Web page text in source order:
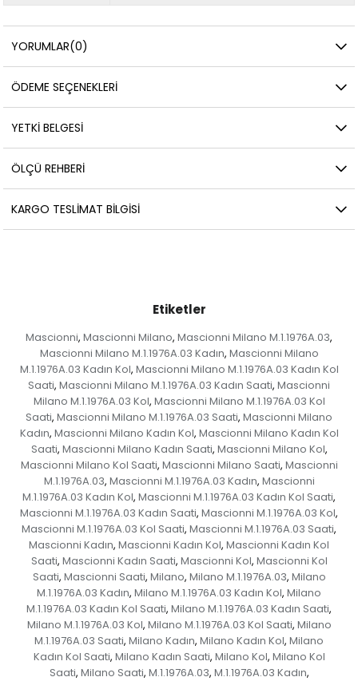
YORUMLAR(0)
ÖDEME SEÇENEKLERI
YETKİ BELGESİ
ÖLÇÜ REHBERI
KARGO TESLIMAT BILGISI
Etiketler
Mascionni, Mascionni Milano, Mascionni Milano M.1.1976A.03,
Mascionni Milano M.1.1976A.03 Kadın, Mascionni Milano
M.1.1976A.03 Kadın Kol, Mascionni Milano M.1.1976A.03 Kadın Kol
Saati, Mascionni Milano M.1.1976A.03 Kadın Saati, Mascionni
Milano M.1.1976A.03 Kol, Mascionni Milano M.1.1976A.03 Kol
Saati, Mascionni Milano M.1.1976A.03 Saati, Mascionni Milano
Kadın, Mascionni Milano Kadın Kol, Mascionni Milano Kadın Kol
Saati, Mascionni Milano Kadın Saati, Mascionni Milano Kol,
Mascionni Milano Kol Saati, Mascionni Milano Saati, Mascionni
M.1.1976A.03, Mascionni M.1.1976A.03 Kadın, Mascionni
M.1.1976A.03 Kadın Kol, Mascionni M.1.1976A.03 Kadın Kol Saati,
Mascionni M.1.1976A.03 Kadın Saati, Mascionni M.1.1976A.03 Kol,
Mascionni M.1.1976A.03 Kol Saati, Mascionni M.1.1976A.03 Saati,
Mascionni Kadın, Mascionni Kadın Kol, Mascionni Kadın Kol
Saati, Mascionni Kadın Saati, Mascionni Kol, Mascionni Kol
Saati, Mascionni Saati, Milano, Milano M.1.1976A.03, Milano
M.1.1976A.03 Kadın, Milano M.1.1976A.03 Kadın Kol, Milano
M.1.1976A.03 Kadın Kol Saati, Milano M.1.1976A.03 Kadın Saati,
Milano M.1.1976A.03 Kol, Milano M.1.1976A.03 Kol Saati, Milano
M.1.1976A.03 Saati, Milano Kadın, Milano Kadın Kol, Milano
Kadın Kol Saati, Milano Kadın Saati, Milano Kol, Milano Kol
Saati, Milano Saati, M.1.1976A.03, M.1.1976A.03 Kadın,